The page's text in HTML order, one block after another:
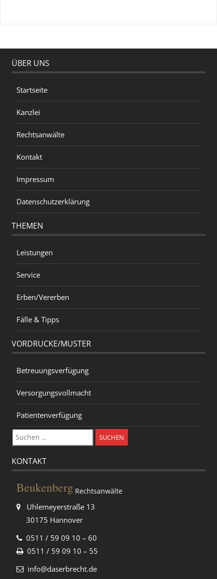
ÜBER UNS
Startseite
Kanzlei
Rechtsanwälte
Kontakt
Impressum
Datenschutzerklärung
THEMEN
Leistungen
Service
Erben/Vererben
Fälle & Tipps
VORDRUCKE/MUSTER
Betreuungsverfügung
Versorgungsvollmacht
Patientenverfügung
Suchen
nach:
KONTAKT
Beukenberg Rechtsanwälte
Uhlemeyerstraße 13
30175 Hannover
0511 / 59 09 10 – 60
0511 / 59 09 10 – 55
info@daserbrecht.de